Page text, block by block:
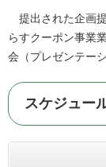
提出された企画
らすクーポン事業
会（プレゼンテー
スケジュー